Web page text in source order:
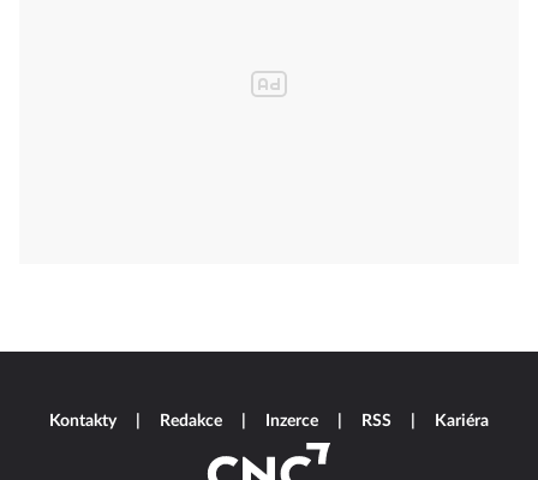
Kontakty Redakce Inzerce RSS Kariéra